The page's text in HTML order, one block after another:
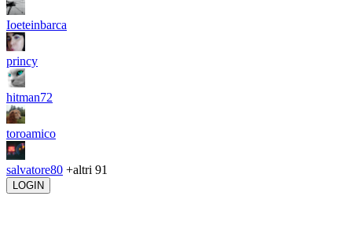
Ioeteinbarca
princy
hitman72
toroamico
salvatore80 +altri 91
LOGIN